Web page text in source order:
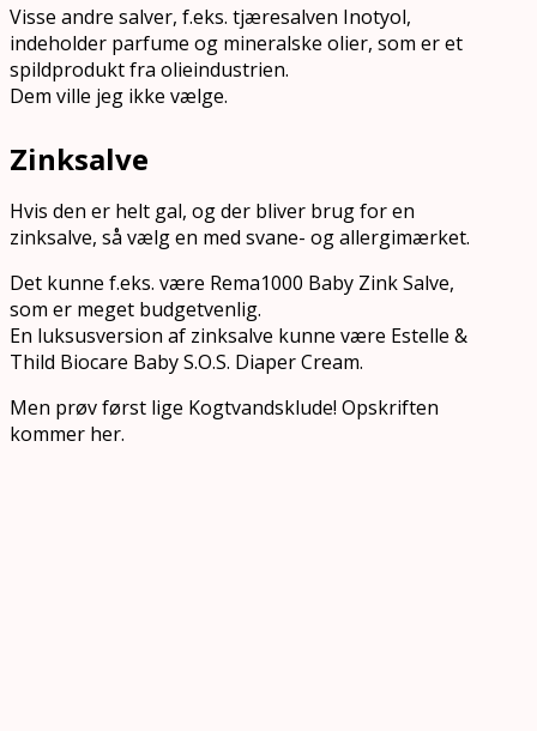
Visse andre salver, f.eks. tjæresalven Inotyol,
indeholder parfume og mineralske olier, som er et
spildprodukt fra olieindustrien.
Dem ville jeg ikke vælge.
Zinksalve
Hvis den er helt gal, og der bliver brug for en
zinksalve, så vælg en med svane- og allergimærket.
Det kunne f.eks. være Rema1000 Baby Zink Salve,
som er meget budgetvenlig.
En luksusversion af zinksalve kunne være Estelle &
Thild Biocare Baby S.O.S. Diaper Cream.
Men prøv først lige Kogtvandsklude! Opskriften
kommer her.